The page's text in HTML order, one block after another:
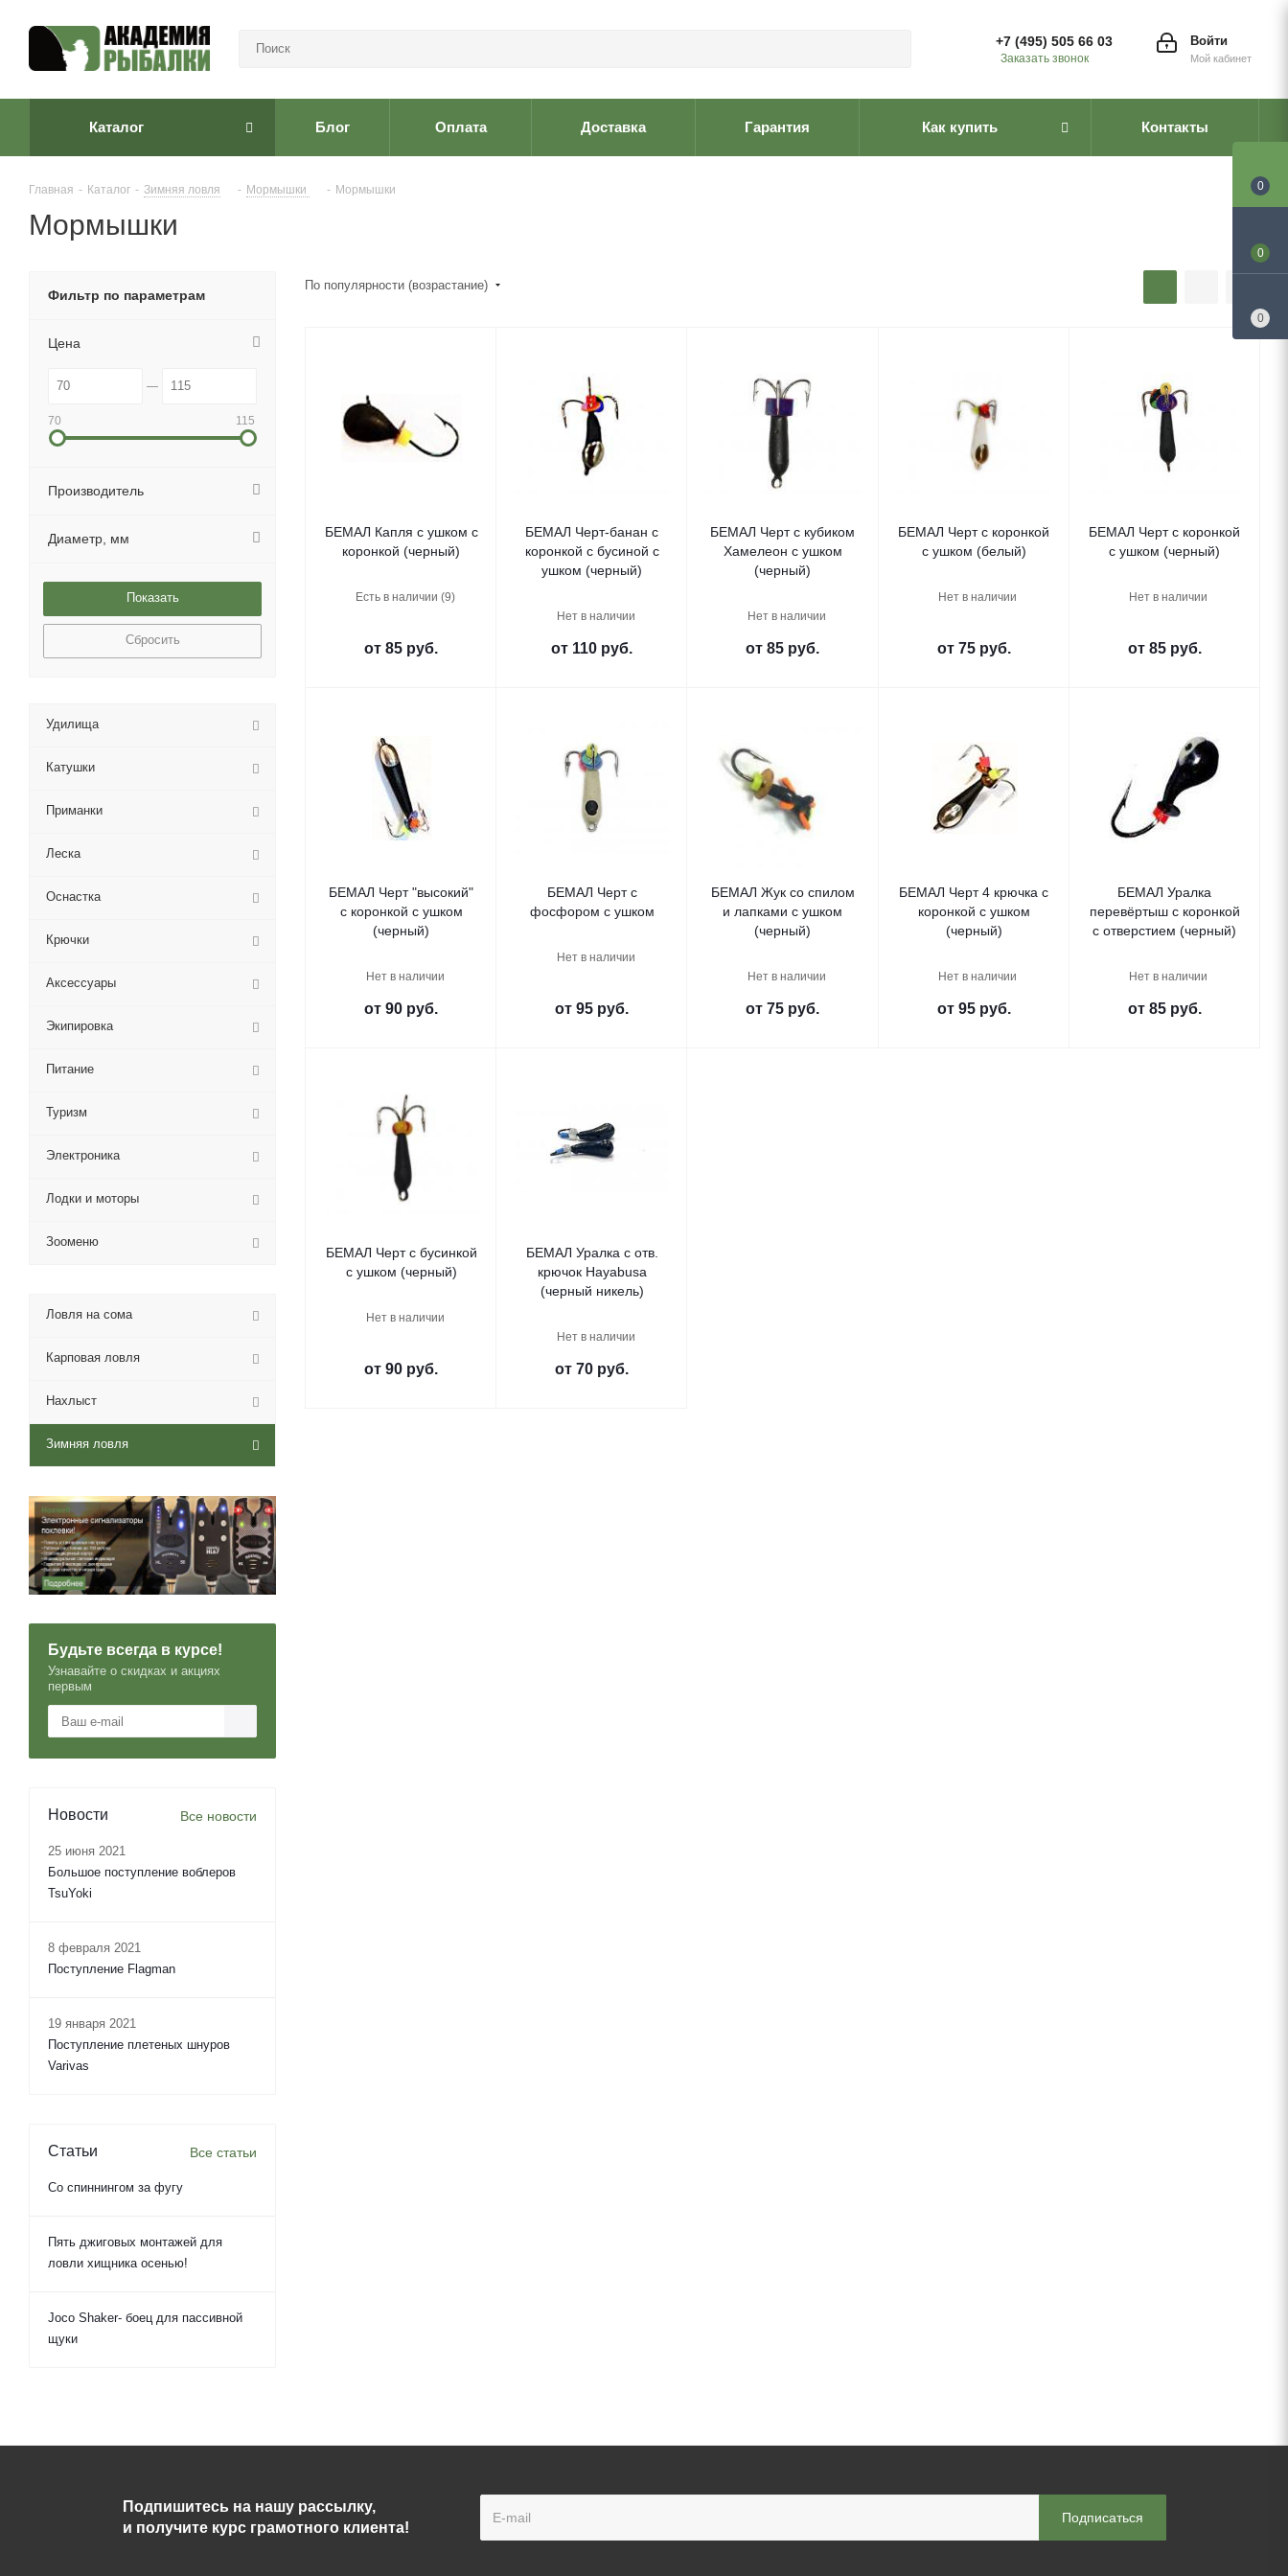
Войти
Мой кабинет
+7 (495) 505 66 03
Заказать звонок
Каталог Блог Оплата Доставка Гарантия Как купить Контакты
Главная - Каталог - Зимняя ловля - Мормышки - Мормышки
Мормышки
По популярности (возрастание)
БЕМАЛ Капля с ушком с
коронкой (черный)
Есть в наличии (9)
от85 руб.
БЕМАЛ Черт-банан с
коронкой с бусиной с
ушком (черный)
Нет в наличии
от 110 руб.
БЕМАЛ Черт с кубиком
Хамелеон с ушком
(черный)
Нет в наличии
от85 руб.
БЕМАЛ Черт с коронкой
с ушком (белый)
Нет в наличии
от 75 руб.
БЕМАЛ Черт с коронкой
с ушком (черный)
Нет в наличии
от 85 руб.
БЕМАЛ Черт "высокий"
с коронкой с ушком
(черный)
Нет в наличии
от90 руб.
БЕМАЛ Черт с
фосфором с ушком
Нет в наличии
от95 руб.
БЕМАЛ Жук со спилом
и лапками с ушком
(черный)
Нет в наличии
от75 руб.
БЕМАЛ Черт 4 крючка с
коронкой с ушком
(черный)
Нет в наличии
от 95 руб.
БЕМАЛ Уралка
перевёртыш с коронкой
с отверстием (черный)
Нет в наличии
от 85 руб.
БЕМАЛ Черт с бусинкой
с ушком (черный)
Нет в наличии
от90 руб.
БЕМАЛ Уралка с отв.
крючок Hayabusa
(черный никель)
Нет в наличии
от70 руб.
Фильтр по параметрам
Цена
70 115
Производитель
Диаметр, мм
Сбросить
Удилища
Катушки
Приманки
Леска
Оснастка
Крючки
Аксессуары
Экипировка
Питание
Туризм
Электроника
Лодки и моторы
Зооменю
Ловля на сома
Карповая ловля
Нахлыст
Зимняя ловля
Будьте всегда в курсе!
Узнавайте о скидках и акциях
первым
Новости Все новости
25 июня 2021
Большое поступление воблеров
TsuYoki
8 февраля 2021
Поступление Flagman
19 января 2021
Поступление плетеных шнуров
Varivas
Статьи Все статьи
Со спиннингом за фугу
Пять джиговых монтажей для
ловли хищника осенью!
Joco Shaker- боец для пассивной
щуки
Подпишитесь на нашу рассылку,
и получите курс грамотного клиента!
0
0
0